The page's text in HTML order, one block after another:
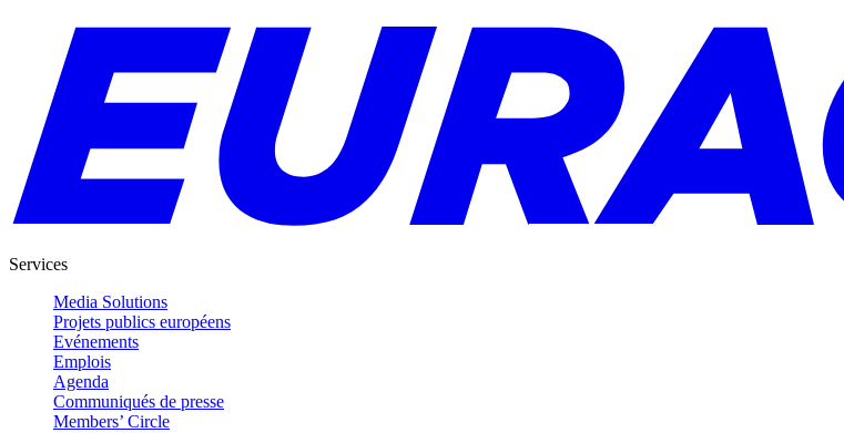
Services
Media Solutions
Projets publics européens
Evénements
Emplois
Agenda
Communiqués de presse
Members’ Circle